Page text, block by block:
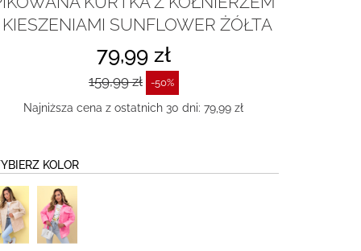
KIESZENIAMI SUNFLOWER ŻÓŁTA
79,99 zł
159,99 zł -50%
Najniższa cena z ostatnich 30 dni: 79,99 zł
KOLOR